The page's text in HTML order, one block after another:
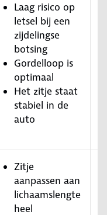
Laag risico op
letsel bij een
zijdelingse
botsing
Gordelloop is
optimaal
Het zitje staat
stabiel in de
auto
Zitje
aanpassen aan
lichaamslengte
heel